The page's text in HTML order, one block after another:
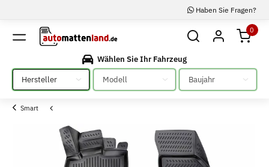
Haben Sie Fragen?
0
Wählen Sie Ihr Fahrzeug
Bitte auswählen
Bitte auswählen Bitte auswählen
Smart